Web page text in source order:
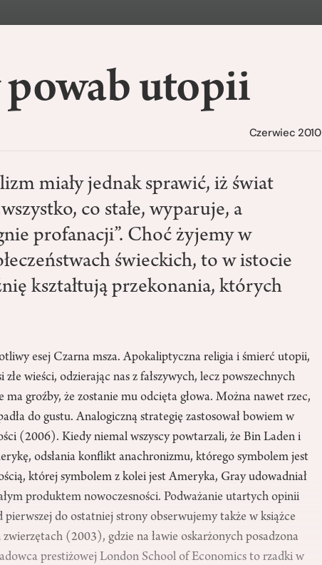
utopii
Czerwiec 2010
miały jednak sprawić, iż świat
co stałe, wyparuje, a
profanacji”. Choć żyjemy w
świeckich, to w istocie
kształtują przekonania, których
esej Czarna msza. Apokaliptyczna religia i śmierć utopii,
wieści, odzierając nas z fałszywych, lecz powszechnych
groźby, że zostanie mu odcięta głowa. Można nawet rzec,
do gustu. Analogiczną strategię zastosował bowiem w
(2006). Kiedy niemal wszyscy powtarzali, że Bin Laden i
odsłania konflikt anachronizmu, którego symbolem jest
której symbolem z kolei jest Ameryka, Gray udowadniał
produktem nowoczesności. Podważanie utartych opinii
do ostatniej strony obserwujemy także w książce
(2003), gdzie na ławie oskarżonych posadzona
prestiżowej London School of Economics to rzadki w